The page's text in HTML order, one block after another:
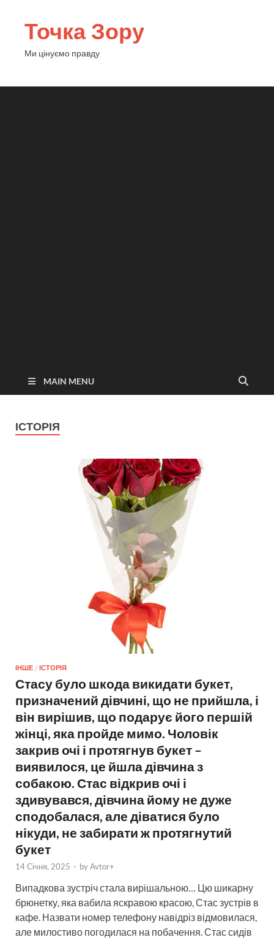
Точка Зору
Ми цінуємо правду
MAIN MENU
ІСТОРІЯ
ІНШЕ / ІСТОРІЯ
Стасу було шкода викидати букет,
призначений дівчині, що не прийшла, і
він вирішив, що подарує його першій
жінці, яка пройде мимо. Чоловік
закрив очі і протягнув букет –
виявилося, це йшла дівчина з
собакою. Стас відкрив очі і
здивувався, дівчина йому не дуже
сподобалася, але діватися було
нікуди, не забирати ж протягнутий
букет
14 Січня, 2025 - byAvtor+
Випадкова зустріч стала вирішальною… Цю шикарну
брюнетку, яка вабила яскравою красою, Стас зустрів в
кафе. Назвати номер телефону навідріз відмовилася,
але милостиво погодилася на побачення. Стас сидів